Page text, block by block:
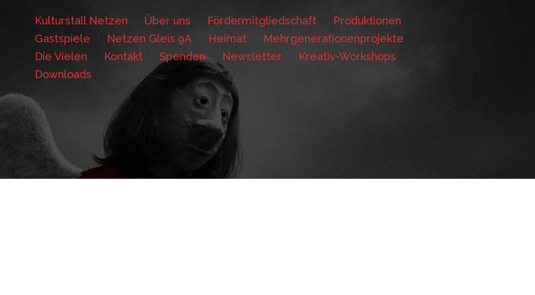
Kulturstall Netzen Über uns Fördermitgliedschaft
Produktionen
Gastspiele
Netzen Gleis 9A Heimat
Mehrgenerationenprojekte
Die Vielen
Kontakt Spenden Newsletter
Kreativ-Workshops
Downloads